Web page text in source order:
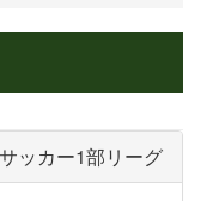
ッカー1部リーグ